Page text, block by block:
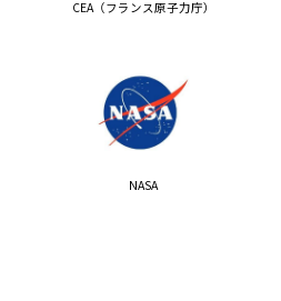
CEA（フランス原子力庁）
NASA